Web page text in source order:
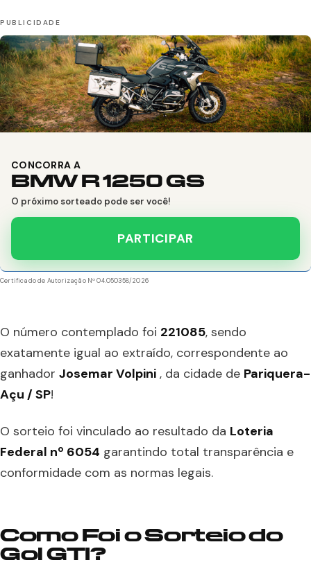
CONCORRA A
BMW R 1250 GS
O próximo sorteado pode ser você!
PARTICIPAR
Certificado de Autorização Nº 04.050358/2026
O número contemplado foi 221085, sendo
exatamente igual ao extraído, correspondente ao
ganhador Josemar Volpini , da cidade de Pariquera-
Açu / SP!
O sorteio foi vinculado ao resultado da Loteria
Federal nº 6054 garantindo total transparência e
conformidade com as normas legais.
Como Foi o Sorteio do
Gol GTI?